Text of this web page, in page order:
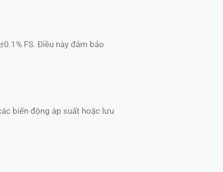
FS. Điều này đảm bảo
biến động áp suất hoặc lưu